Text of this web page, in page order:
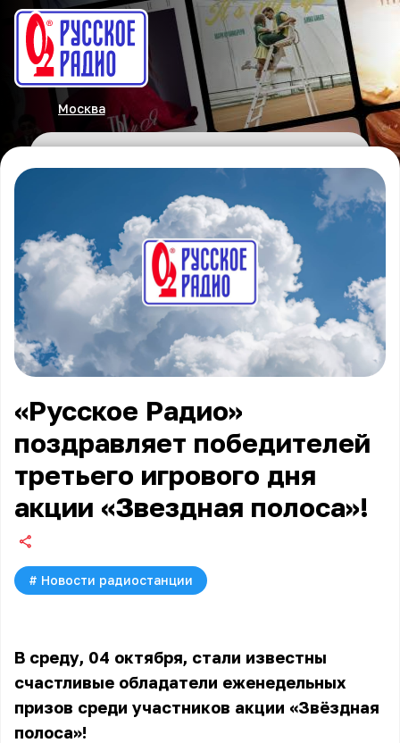
Москва
«Русское Радио»
поздравляет победителей
третьего игрового дня
акции «Звездная полоса»!
# Новости радиостанции
В среду, 04 октября, стали известны
счастливые обладатели еженедельных
призов среди участников акции «Звёздная
полоса»!